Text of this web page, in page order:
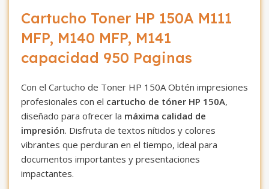
Cartucho Toner HP 150A M111
MFP, M140 MFP, M141
capacidad 950 Paginas
Con el Cartucho de Toner HP 150A Obtén impresiones
profesionales con el cartucho de tóner HP 150A,
diseñado para ofrecer la máxima calidad de
impresión. Disfruta de textos nítidos y colores
vibrantes que perduran en el tiempo, ideal para
documentos importantes y presentaciones
impactantes.